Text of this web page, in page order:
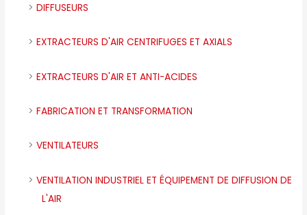
DIFFUSEURS
EXTRACTEURS D'AIR CENTRIFUGES ET AXIALS
EXTRACTEURS D'AIR ET ANTI-ACIDES
FABRICATION ET TRANSFORMATION
VENTILATEURS
VENTILATION INDUSTRIEL ET ÉQUIPEMENT DE DIFFUSION DE
L'AIR